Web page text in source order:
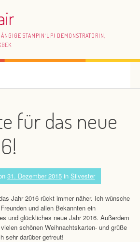
STAMPIN`UP! DEMONSTRATORIN,
für das neue
31. Dezember 2015 in Silvester
Jahr 2016 rückt immer näher. Ich wünsche
und allen Bekannten ein
und glückliches neue Jahr 2016. Außerdem
schönen Weihnachtskarten- und grüße
sehr darüber gefreut!